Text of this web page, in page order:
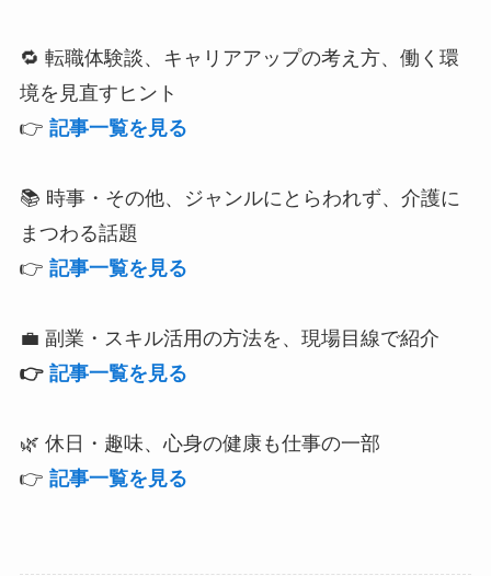
🔁 転職体験談、キャリアアップの考え方、働く環
境を見直すヒント
👉 記事一覧を見る
📚 時事・その他、ジャンルにとらわれず、介護に
まつわる話題
👉 記事一覧を見る
💼 副業・スキル活用の方法を、現場目線で紹介
👉 記事一覧を見る
🌿 休日・趣味、心身の健康も仕事の一部
👉 記事一覧を見る